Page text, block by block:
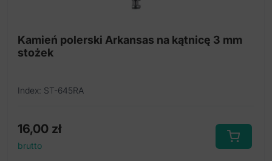
Kamień polerski Arkansas na kątnicę 3 mm
stożek
Index: ST-645RA
16,00 zł
brutto